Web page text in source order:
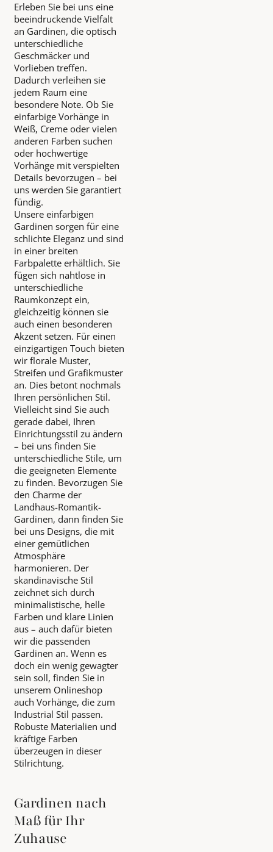
Erleben Sie bei uns eine
beeindruckende Vielfalt
an Gardinen, die optisch
unterschiedliche
Geschmäcker und
Vorlieben treffen.
Dadurch verleihen sie
jedem Raum eine
besondere Note. Ob Sie
einfarbige Vorhänge in
Weiß, Creme oder vielen
anderen Farben suchen
oder hochwertige
Vorhänge mit verspielten
Details bevorzugen – bei
uns werden Sie garantiert
fündig.
Unsere einfarbigen
Gardinen sorgen für eine
schlichte Eleganz und sind
in einer breiten
Farbpalette erhältlich. Sie
fügen sich nahtlose in
unterschiedliche
Raumkonzept ein,
gleichzeitig können sie
auch einen besonderen
Akzent setzen. Für einen
einzigartigen Touch bieten
wir florale Muster,
Streifen und Grafikmuster
an. Dies betont nochmals
Ihren persönlichen Stil.
Vielleicht sind Sie auch
gerade dabei, Ihren
Einrichtungsstil zu ändern
– bei uns finden Sie
unterschiedliche Stile, um
die geeigneten Elemente
zu finden. Bevorzugen Sie
den Charme der
Landhaus-Romantik-
Gardinen, dann finden Sie
bei uns Designs, die mit
einer gemütlichen
Atmosphäre
harmonieren. Der
skandinavische Stil
zeichnet sich durch
minimalistische, helle
Farben und klare Linien
aus – auch dafür bieten
wir die passenden
Gardinen an. Wenn es
doch ein wenig gewagter
sein soll, finden Sie in
unserem Onlineshop
auch Vorhänge, die zum
Industrial Stil passen.
Robuste Materialien und
kräftige Farben
überzeugen in dieser
Stilrichtung.
Gardinen nach
Maß für Ihr
Zuhause